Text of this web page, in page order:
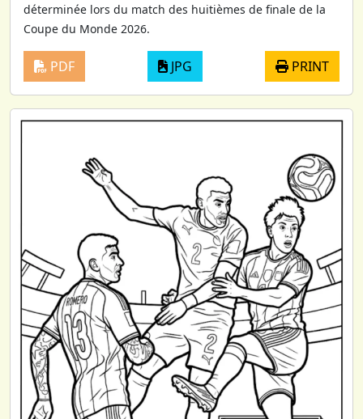
déterminée lors du match des huitièmes de finale de la
Coupe du Monde 2026.
PDF JPG PRINT